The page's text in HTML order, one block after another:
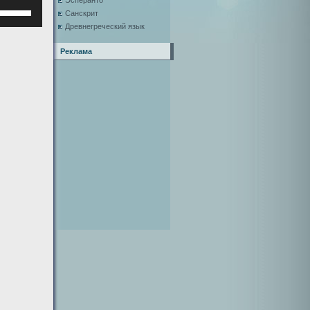
Санскрит
Древнегреческий язык
Реклама